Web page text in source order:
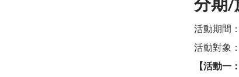
活動期間
活動對象
【活動一